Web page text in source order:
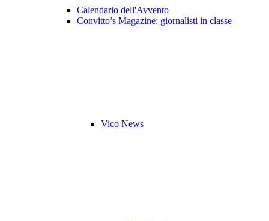
Calendario dell'Avvento
Convitto’s Magazine: giornalisti in classe
Vico News